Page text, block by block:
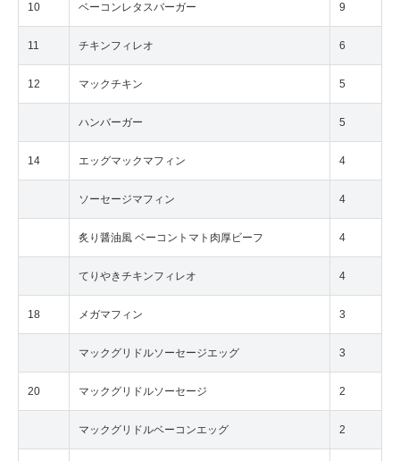
10 ベーコンレタスバーガー 9
11 チキンフィレオ 6
12 マックチキン 5
ハンバーガー 5
14 エッグマックマフィン 4
ソーセージマフィン 4
炙り醤油風 ベーコントマト肉厚ビーフ 4
てりやきチキンフィレオ 4
18 メガマフィン 3
マックグリドルソーセージエッグ 3
20 マックグリドルソーセージ 2
マックグリドルベーコンエッグ 2